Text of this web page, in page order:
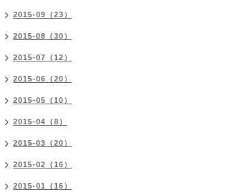
2015-09（23）
2015-08（30）
2015-07（12）
2015-06（20）
2015-05（10）
2015-04（8）
2015-03（20）
2015-02（16）
2015-01（16）